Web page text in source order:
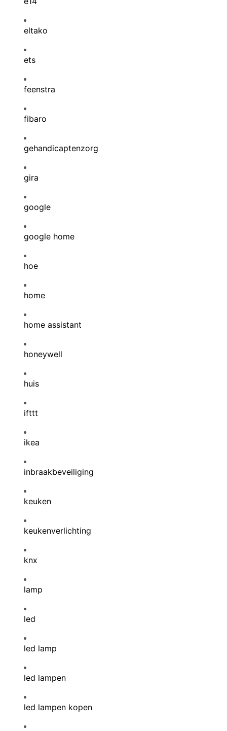
eltako
ets
feenstra
fibaro
gehandicaptenzorg
gira
google
google home
hoe
home
home assistant
honeywell
huis
ifttt
ikea
inbraakbeveiliging
keuken
keukenverlichting
knx
lamp
led
led lamp
led lampen
led lampen kopen